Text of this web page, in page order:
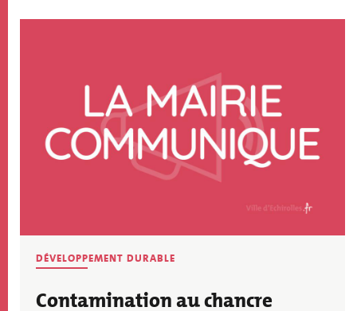
DÉVELOPPEMENT DURABLE
Contamination au chancre